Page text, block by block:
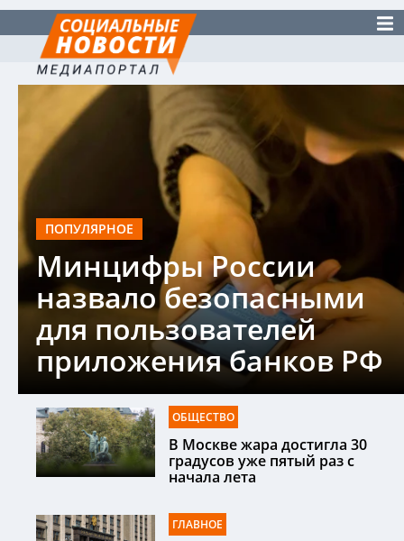
ПОПУЛЯРНОЕ
Минцифры России
назвало безопасными
для пользователей
приложения банков РФ
ОБЩЕСТВО
В Москве жара достигла 30
градусов уже пятый раз с
начала лета
ГЛАВНОЕ